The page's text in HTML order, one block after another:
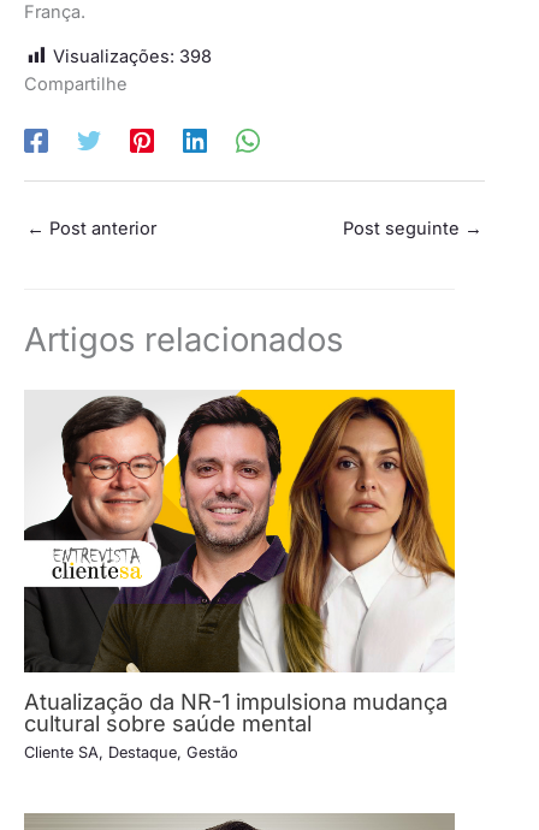
França.
Visualizações: 398
Compartilhe
← Post anterior Post seguinte →
Artigos relacionados
Atualização da NR-1 impulsiona mudança
cultural sobre saúde mental
Cliente SA, Destaque, Gestão